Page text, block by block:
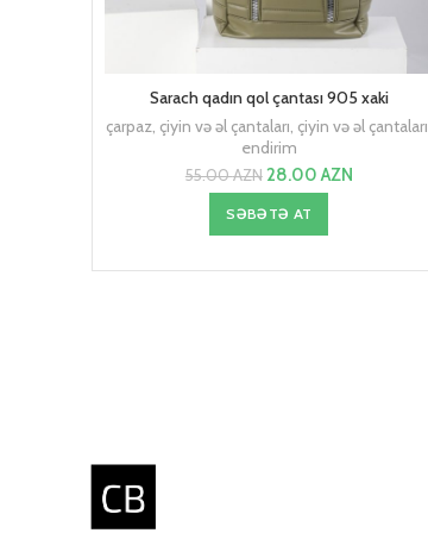
Sarach qadın qol çantası 905 xaki
çarpaz, çiyin və əl çantaları, çiyin və əl çantaları
endirim
55.00AZN28.00AZN
SƏBƏTƏ AT